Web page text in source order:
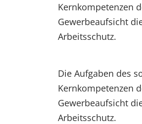
Kernkompetenzen
Gewerbeaufsicht
Arbeitsschutz.
Die Aufgaben des
Kernkompetenzen
Gewerbeaufsicht
Arbeitsschutz.